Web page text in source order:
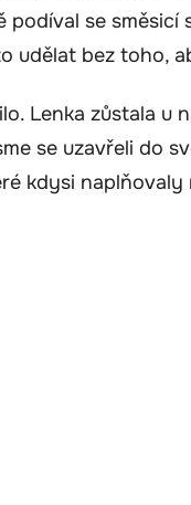
podíval se
udělat bez toho,
Lenka zůstala u
se uzavřeli do
kdysi